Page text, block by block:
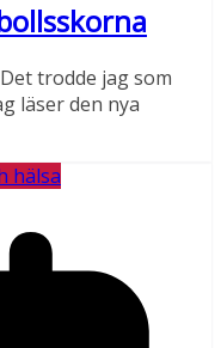
trodde jag som
läser den nya
hälsa